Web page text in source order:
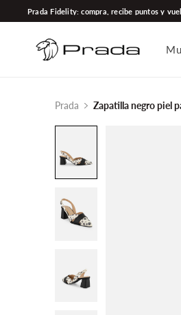
directamente
contenido
Prada Fidelity: compra, recibe puntos y
Prada Zapatilla negro piel
Enfocar